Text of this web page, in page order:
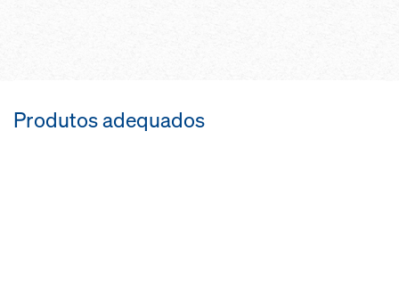
Produtos adequados